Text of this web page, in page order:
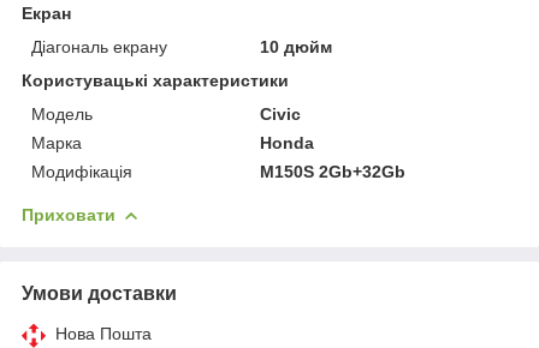
Екран
Діагональ екрану
10 дюйм
Користувацькі характеристики
Мoдель
Civic
Марка
Honda
Модифікація
M150S 2Gb+32Gb
Приховати
Умови доставки
Нова Пошта